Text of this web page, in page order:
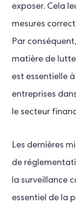
exposer. Cela
mesures
Par
matière de
est essentielle
entreprises
le secteur
Les dernières
de
la surveillance
essentiel de la